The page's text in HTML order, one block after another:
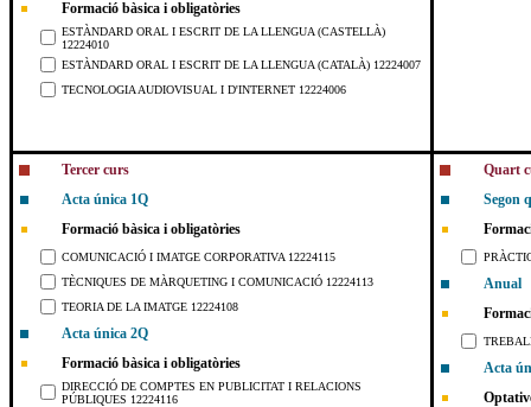
Formació bàsica i obligatòries
ESTÀNDARD ORAL I ESCRIT DE LA LLENGUA (CASTELLÀ)
12224010
ESTÀNDARD ORAL I ESCRIT DE LA LLENGUA (CATALÀ) 12224007
TECNOLOGIA AUDIOVISUAL I D'INTERNET 12224006
Tercer curs
Acta única 1Q
Formació bàsica i obligatòries
COMUNICACIÓ I IMATGE CORPORATIVA 12224115
TÈCNIQUES DE MÀRQUETING I COMUNICACIÓ 12224113
TEORIA DE LA IMATGE 12224108
Acta única 2Q
Formació bàsica i obligatòries
DIRECCIÓ DE COMPTES EN PUBLICITAT I RELACIONS
PÚBLIQUES 12224116
Quart
Segon
Anual
Acta